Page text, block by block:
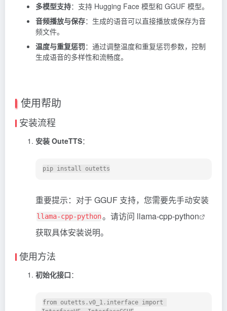
多模型支持：支持 Hugging Face 模型和 GGUF 模型。
音频播放与保存：生成的语音可以直接播放或保存为音
频文件。
温度与重复惩罚：通过调整温度和重复惩罚参数，控制
生成语音的多样性和流畅度。
使用帮助
安装流程
安装 OuteTTS：
重要提示：对于 GGUF 支持，您需要先手动安装
llama-cpp-python。请访问 llama-cpp-python
获取具体安装说明。
使用方法
初始化接口：
from outetts.v0_1.interface import